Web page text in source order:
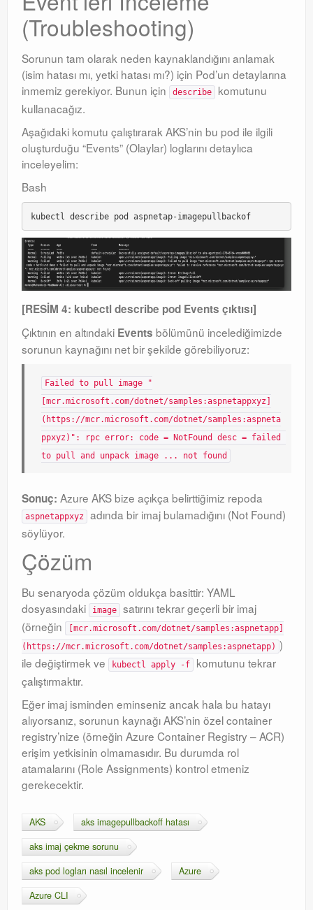
(Troubleshooting)
Sorunun tam olarak neden kaynaklandığını anlamak
(isim hatası mı, yetki hatası mı?) için Pod’un detaylarına
inmemiz gerekiyor. Bunun için
describe
komutunu
kullanacağız.
Aşağıdaki komutu çalıştırarak AKS’nin bu pod ile ilgili
oluşturduğu “Events” (Olaylar) loglarını detaylıca
inceleyelim:
Bash
kubectl describe pod aspnetap-imagepullbackof
[RESİM 4: kubectl describe pod Events çıktısı]
Çıktının en altındaki Events bölümünü incelediğimizde
sorunun kaynağını net bir şekilde görebiliyoruz:
Failed to pull image "
[mcr.microsoft.com/dotnet/samples:aspnetappxyz]
(https://mcr.microsoft.com/dotnet/samples:aspneta
ppxyz)": rpc error: code = NotFound desc = failed
to pull and unpack image ... not found
Sonuç: Azure AKS bize açıkça belirttiğimiz repoda
aspnetappxyz
adında bir imaj bulamadığını (Not Found)
söylüyor.
Çözüm
Bu senaryoda çözüm oldukça basittir: YAML
dosyasındaki
image
satırını tekrar geçerli bir imaj
(örneğin
[mcr.microsoft.com/dotnet/samples:aspnetapp]
(https://mcr.microsoft.com/dotnet/samples:aspnetapp) )
ile değiştirmek ve
kubectl apply -f
komutunu tekrar
çalıştırmaktır.
Eğer imaj isminden eminseniz ancak hala bu hatayı
alıyorsanız, sorunun kaynağı AKS’nin özel container
registry’nize (örneğin Azure Container Registry – ACR)
erişim yetkisinin olmamasıdır. Bu durumda rol
atamalarını (Role Assignments) kontrol etmeniz
gerekecektir.
AKS
aks imagepullbackoff hatası
aks imaj çekme sorunu
aks pod logları nasıl incelenir
Azure
Azure CLI